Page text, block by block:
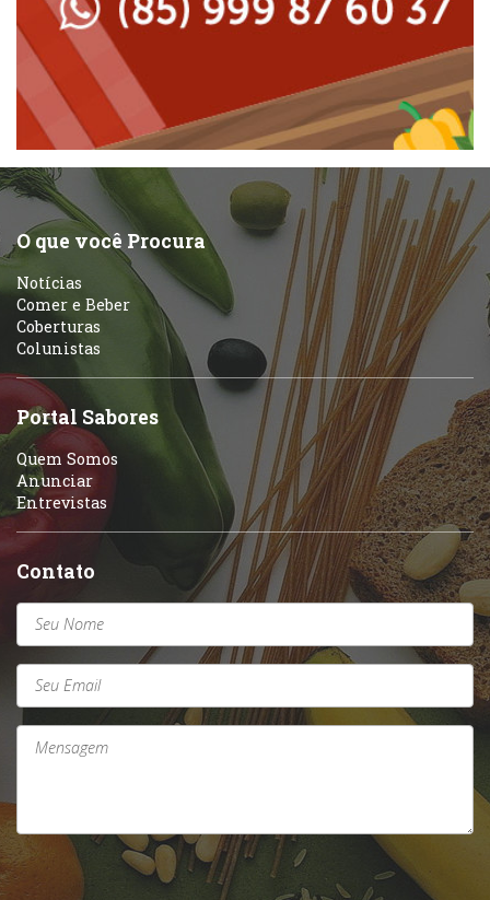
Peixes e Frutos do Mar
Pizzarias
Portuguesa
Self-service
Sobremesas e sorvetes
Peixes e Frutos do Mar
Pizzarias
Sobremesas e sorvetes
Variados
O que você Procura
Notícias
Comer e Beber
Coberturas
Colunistas
Portal Sabores
Quem Somos
Anunciar
Entrevistas
Contato